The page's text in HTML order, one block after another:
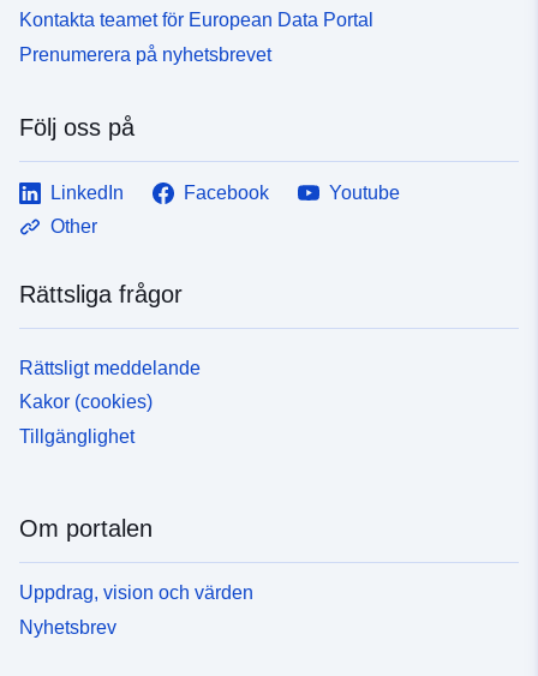
Kontakta teamet för European Data Portal
Prenumerera på nyhetsbrevet
Följ oss på
LinkedIn Facebook
Youtube
Other
Rättsliga frågor
Rättsligt meddelande
Kakor (cookies)
Tillgänglighet
Om portalen
Uppdrag, vision och värden
Nyhetsbrev